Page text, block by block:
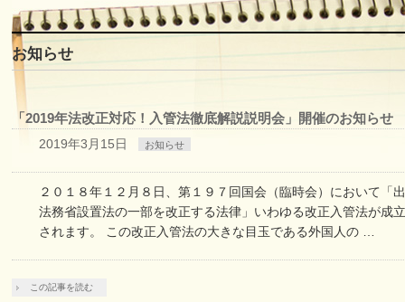
お知らせ
「2019年法改正対応！入管法徹底解説説明会」開催のお知らせ
2019年3月15日
お知らせ
２０１８年１２月８日、第１９７回国会（臨時会）において「
法務省設置法の一部を改正する法律」いわゆる改正入管法が成
されます。 この改正入管法の大きな目玉である外国人の …
この記事を読む